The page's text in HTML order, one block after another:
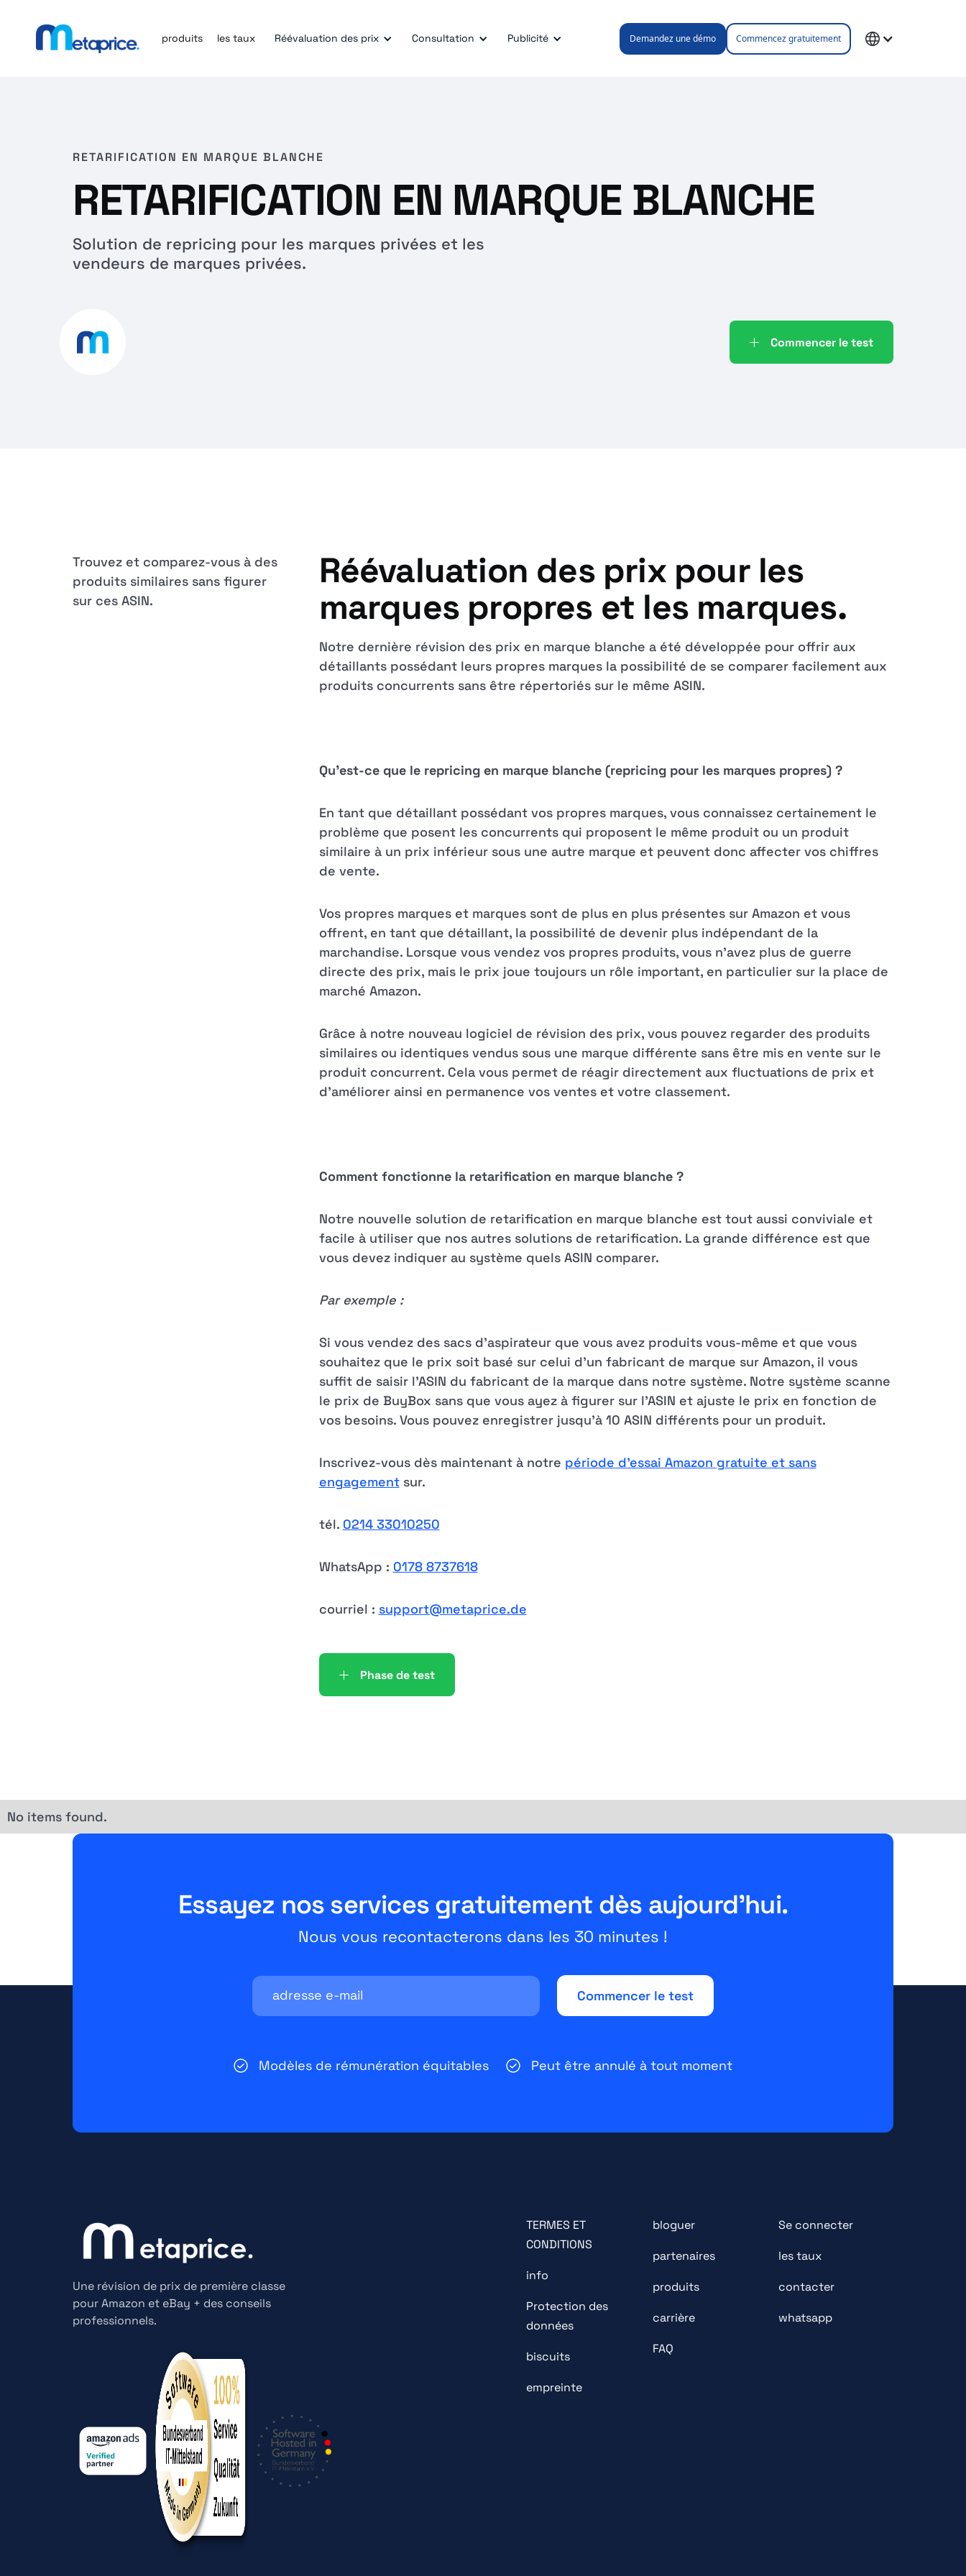
produits les taux Réévaluation des prix Consultation Publicité Demandez une démo Commencez gratuitement
RETARIFICATION EN MARQUE BLANCHE
RETARIFICATION EN MARQUE BLANCHE
Solution de repricing pour les marques privées et les
vendeurs de marques privées.
Commencer le test
Trouvez et comparez-vous à des
produits similaires sans figurer
sur ces ASIN.
Réévaluation des prix pour les
marques propres et les marques.
Notre dernière révision des prix en marque blanche a été développée pour offrir aux
détaillants possédant leurs propres marques la possibilité de se comparer facilement aux
produits concurrents sans être répertoriés sur le même ASIN.
Qu'est-ce que le repricing en marque blanche (repricing pour les marques propres) ?
En tant que détaillant possédant vos propres marques, vous connaissez certainement le
problème que posent les concurrents qui proposent le même produit ou un produit
similaire à un prix inférieur sous une autre marque et peuvent donc affecter vos chiffres
de vente.
Vos propres marques et marques sont de plus en plus présentes sur Amazon et vous
offrent, en tant que détaillant, la possibilité de devenir plus indépendant de la
marchandise. Lorsque vous vendez vos propres produits, vous n'avez plus de guerre
directe des prix, mais le prix joue toujours un rôle important, en particulier sur la place de
marché Amazon.
Grâce à notre nouveau logiciel de révision des prix, vous pouvez regarder des produits
similaires ou identiques vendus sous une marque différente sans être mis en vente sur le
produit concurrent. Cela vous permet de réagir directement aux fluctuations de prix et
d'améliorer ainsi en permanence vos ventes et votre classement.
Comment fonctionne la retarification en marque blanche ?
Notre nouvelle solution de retarification en marque blanche est tout aussi conviviale et
facile à utiliser que nos autres solutions de retarification. La grande différence est que
vous devez indiquer au système quels ASIN comparer.
Par exemple :
Si vous vendez des sacs d'aspirateur que vous avez produits vous-même et que vous
souhaitez que le prix soit basé sur celui d'un fabricant de marque sur Amazon, il vous
suffit de saisir l'ASIN du fabricant de la marque dans notre système. Notre système scanne
le prix de BuyBox sans que vous ayez à figurer sur l'ASIN et ajuste le prix en fonction de
vos besoins. Vous pouvez enregistrer jusqu'à 10 ASIN différents pour un produit.
Inscrivez-vous dès maintenant à notre période d'essai Amazon gratuite et sans
engagementsur.
tél. 0214 33010250
WhatsApp : 0178 8737618
courriel : support@metaprice.de
Phase de test
No items found.
Essayez nos services gratuitement dès aujourd'hui.
Nous vous recontacterons dans les 30 minutes !
Modèles de rémunération équitables Peut être annulé à tout moment
Une révision de prix de première classe
pour Amazon et eBay + des conseils
professionnels.
TERMES ET
CONDITIONS
info
Protection des
données
biscuits
empreinte
bloguer
partenaires
produits
carrière
FAQ
Se connecter
les taux
contacter
whatsapp